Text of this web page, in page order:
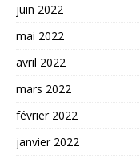
juin 2022
mai 2022
avril 2022
mars 2022
février 2022
janvier 2022